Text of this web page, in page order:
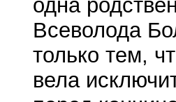
одна
Всеволода
только тем,
вела